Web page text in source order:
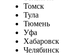
Томск
Тула
Тюмень
Уфа
Хабаровск
Челябинск